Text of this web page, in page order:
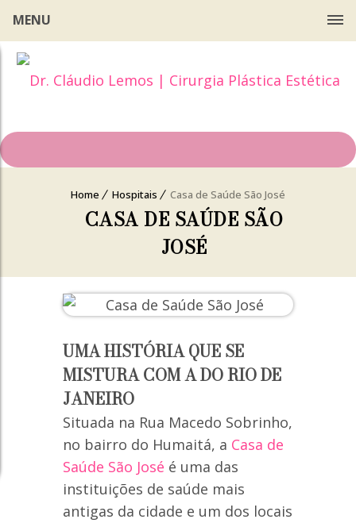
MENU
Home Hospitais Casa de Saúde São José
CASA DE SAÚDE SÃO
JOSÉ
UMA HISTÓRIA QUE SE
MISTURA COM A DO RIO DE
JANEIRO
Situada na Rua Macedo Sobrinho,
no bairro do Humaitá, a Casa de
Saúde São José é uma das
instituições de saúde mais
antigas da cidade e um dos locais